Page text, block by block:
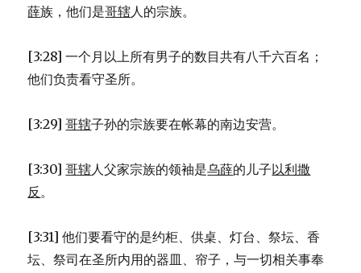
薛族，他们是哥辖人的宗族。
[3:28] 一个月以上所有男子的数目共有八千六百名；
他们负责看守圣所。
[3:29]哥辖子孙的宗族要在帐幕的南边安营。
[3:30]哥辖人父家宗族的领袖是乌薛的儿子以利撒
反。
[3:31] 他们要看守的是约柜、供桌、灯台、祭坛、香
坛、祭司在圣所内用的器皿、帘子，与一切相关事奉